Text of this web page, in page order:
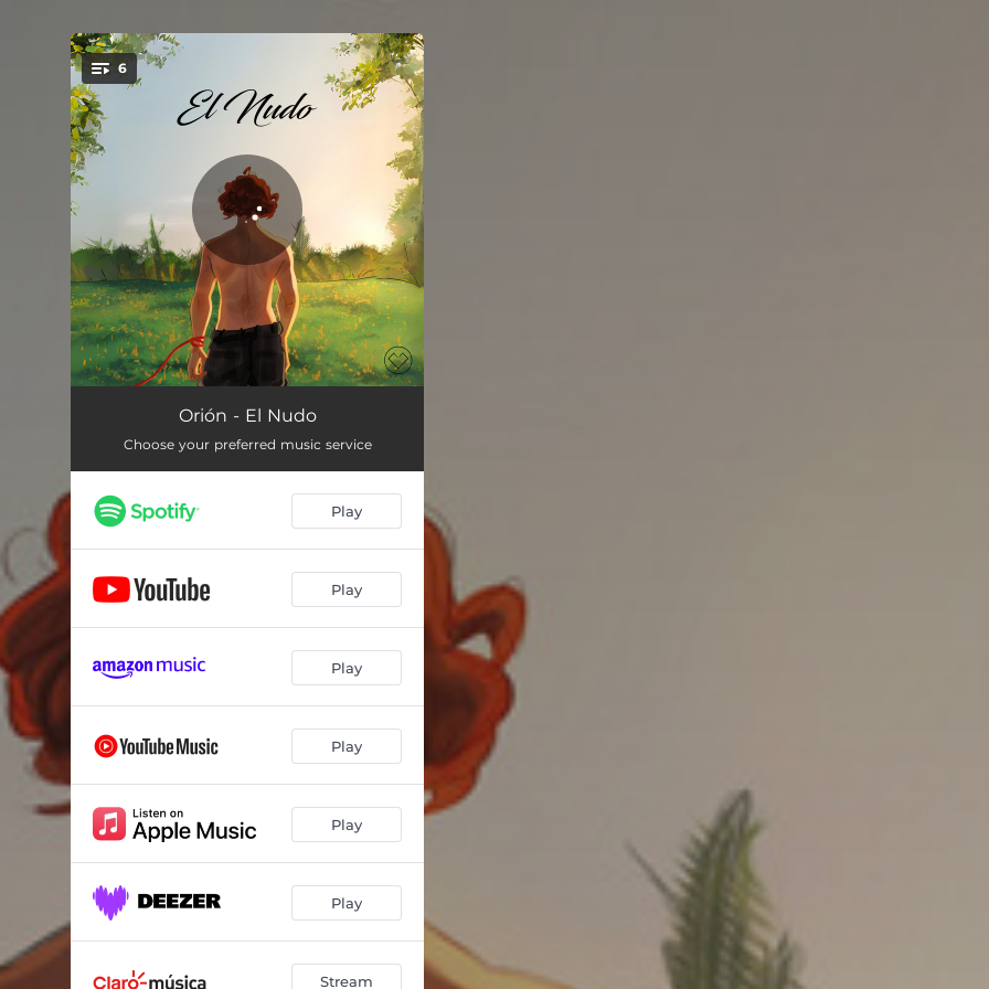
You're all set!
6
Un Beso a Mi Crush
Fuera de Cobertura 02:57
Todas Tus Mentiras 02:42
si no soy para ti. 03:34
Todo Seguirá 02:47
Orión - El Nudo
Choose your preferred music service
Play
Play
Play
Play
Play
Play
Stream